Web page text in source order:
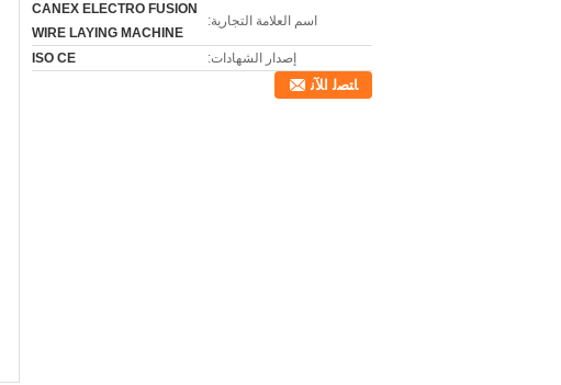
اسم العلامة التجارية:
CANEX ELECTRO FUSION
WIRE LAYING MACHINE
إصدار الشهادات:
ISO CE
ﺎﺘﺼﻟ ﺍﻶﻧ